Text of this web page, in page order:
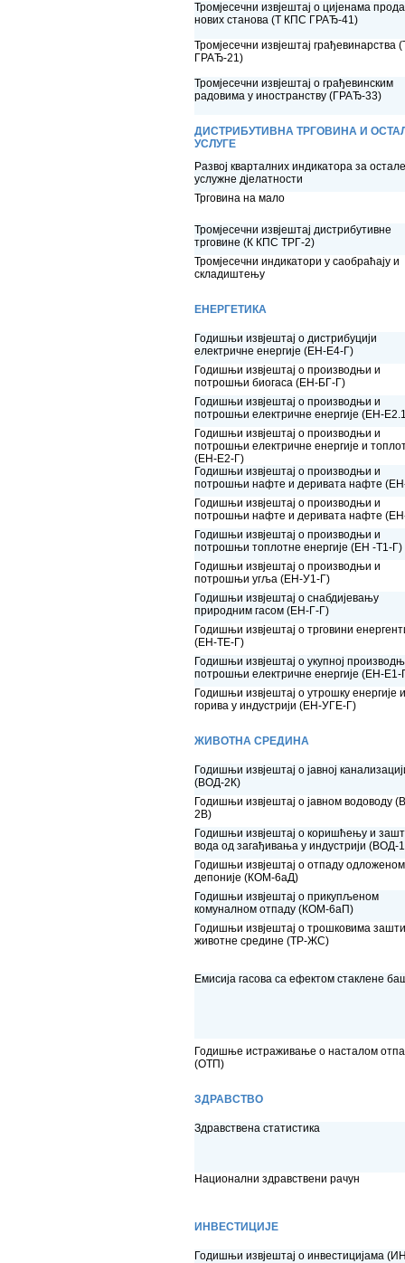
Тромјесечни извјештај o цијенама
нових станова (Т КПС ГРАЂ-41)
Тромјесечни извјештај грађевинарства
ГРАЂ-21)
Тромјесечни извјештај о грађевинским
радовима у иностранству (ГРАЂ-33)
ДИСТРИБУТИВНА ТРГОВИНА И
УСЛУГЕ
Развој кварталних индикатора за остале
услужне дјелатности
Трговина на мало
Тромјесечни извјештај дистрибутивне
трговине (К КПС ТРГ-2)
Тромјесечни индикатори у саобраћају и
складиштењу
ЕНЕРГЕТИКА
Годишњи извјештај о дистрибуцији
електричне енергије (ЕН-Е4-Г)
Годишњи извјештај о производњи и
потрошњи биогаса (ЕН-БГ-Г)
Годишњи извјештај о производњи и
потрошњи електричне енергије (ЕН-
Годишњи извјештај о производњи и
потрошњи електричне енергије и
(ЕН-Е2-Г)
Годишњи извјештај о производњи и
потрошњи нафте и деривата нафте
Годишњи извјештај о производњи и
потрошњи нафте и деривата нафте
Годишњи извјештај о производњи и
потрошњи топлотне енергије (ЕН -Т1-Г)
Годишњи извјештај о производњи и
потрошњи угља (ЕН-У1-Г)
Годишњи извјештај о снабдијевању
природним гасом (ЕН-Г-Г)
Годишњи извјештај о трговини
(ЕН-ТЕ-Г)
Годишњи извјештај о укупној
потрошњи електричне енергије (ЕН-Е1-
Годишњи извјештај о утрошку енергије и
горива у индустрији (ЕН-УГЕ-Г)
ЖИВОТНА СРЕДИНА
Годишњи извјештај о јавној
(ВОД-2К)
Годишњи извјештај о јавном водоводу
2В)
Годишњи извјештај о коришћењу и
вода од загађивања у индустрији (ВОД-
Годишњи извјештај о отпаду
депоније (КОМ-6аД)
Годишњи извјештај о прикупљеном
комуналном отпаду (КОМ-6аП)
Годишњи извјештај о трошковима
животне средине (ТР-ЖС)
Емисија гасова са ефектом стаклене
Годишње истраживање о насталом
(ОТП)
ЗДРАВСТВО
Здравствена статистика
Национални здравствени рачун
ИНВЕСТИЦИЈЕ
Годишњи извјештај о инвестицијама